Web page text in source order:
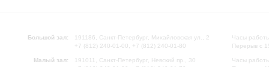
Большой зал:
191186, Санкт-Петербург, Михайловская ул., 2
+7 (812) 240-01-00, +7 (812) 240-01-80
Малый зал:
191011, Санкт-Петербург, Невский пр., 30
Часы
Перерыв с
Часы